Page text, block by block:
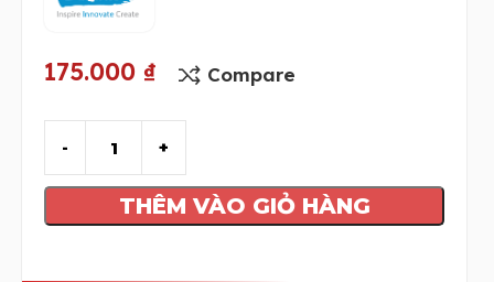
175.000 ₫ Compare
THÊM VÀO GIỎ HÀNG